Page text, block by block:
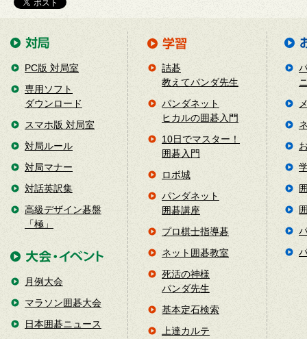
PC版 対局室
専用ソフト
ダウンロード
スマホ版 対局室
対局ルール
対局マナー
対話英訳集
高級デザイン碁盤
「極」
月例大会
マラソン囲碁大会
日本囲碁ニュース
詰碁
教えてパンダ先生
パンダネット
ヒカルの囲碁入門
10日でマスター！
囲碁入門
ロボ城
パンダネット
囲碁講座
プロ棋士指導碁
ネット囲碁教室
死活の神様
パンダ先生
基本定石検索
上達カルテ